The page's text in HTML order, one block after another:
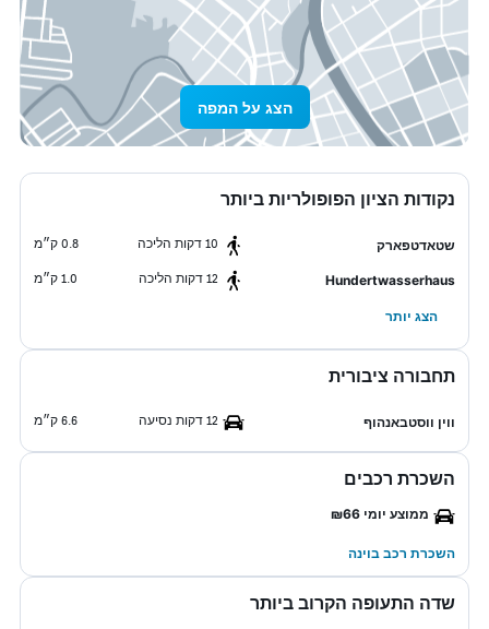
הצג על המפה
נקודות הציון הפופולריות ביותר
שטאדטפארק 10 דקות הליכה 0.8 ק״מ
Hundertwasserhaus 12 דקות הליכה 1.0 ק״מ
הצג יותר
תחבורה ציבורית
ווין ווסטבאנהוף 12 דקות נסיעה 6.6 ק״מ
השכרת רכבים
ממוצע יומי ₪66
השכרת רכב בוינה
שדה התעופה הקרוב ביותר